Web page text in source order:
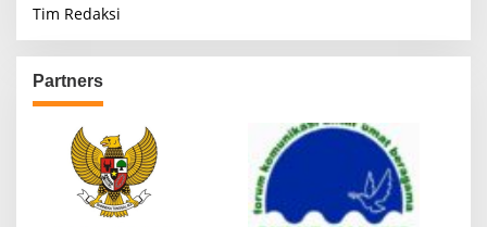
Tim Redaksi
Partners